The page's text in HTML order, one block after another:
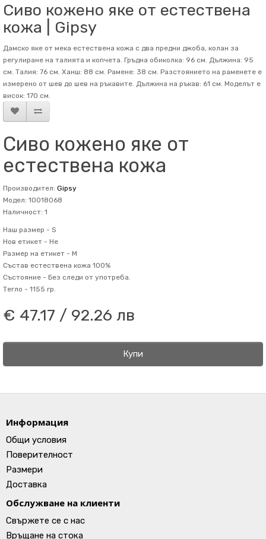
Сиво кожено яке от естествена
кожа | Gipsy
Дамско яке от мека естествена кожа с два предни джоба, колан за
регулиране на талията и копчета. Гръдна обиколка: 96 см. Дължина: 95
см. Талия: 76 см. Ханш: 88 см. Рамене: 38 см. Разстоянието на раменете е
измерено от шев до шев на ръкавите. Дължина на ръкав: 61 см. Mоделът е
висок: 170 см.
Сиво кожено яке от
естествена кожа
Производител: Gipsy
Модел: 10018068
Наличност: 1
Наш размер - S
Нов етикет - Не
Размер на етикет - M
Състав естествена кожа 100%
Състояние - Без следи от употреба.
Тегло - 1155 гр.
€ 47.17 / 92.26 лв
Купи
Информация
Общи условия
Поверителност
Размери
Доставка
Обслужване на клиенти
Свържете се с нас
Връщане на стока